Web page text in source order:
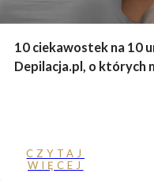
10 ciekawostek na 10
Depilacja.pl, o których
CZYTAJ
WIĘCEJ